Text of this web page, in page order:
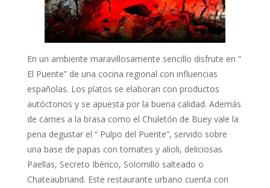
En un ambiente maravillosamente sencillo disfrute en “
El Puente” de una cocina regional con influencias
españolas. Los platos se elaboran con productos
autóctonos y se apuesta por la buena calidad. Además
de carnes a la brasa como el Chuletón de Buey vale la
pena degustar el “ Pulpo del Puente”, servido sobre
una base de papas con tomates y alioli, deliciosas
Paellas, Secreto Ibérico, Solomillo salteado o
Chateaubriand. Este restaurante urbano cuenta con